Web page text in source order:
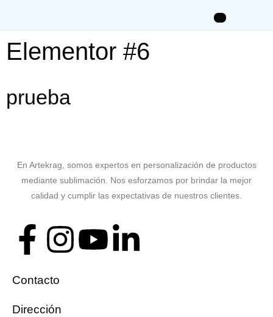
Elementor #6
prueba
En Artekrag, somos expertos en personalización de productos
mediante sublimación. Nos esforzamos por brindar la mejor
calidad y cumplir las expectativas de nuestros clientes.
Contacto
Dirección